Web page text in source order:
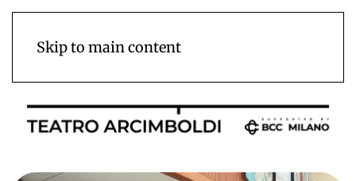
Skip to main content